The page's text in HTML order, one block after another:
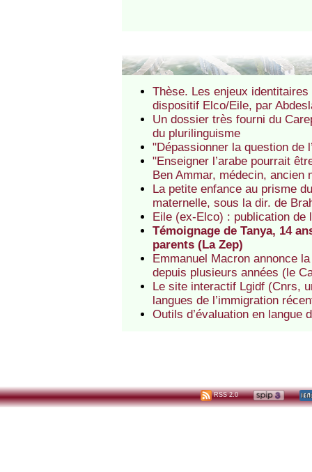
Thèse. Les enjeux
dispositif Elco/Eile, par
Un dossier très fourni du
du plurilinguisme
"Dépassionner la question de
"Enseigner l’arabe pourrait
Ben Ammar, médecin, ancien
La petite enfance au prisme
maternelle, sous la dir. de
Eile (ex-Elco) : publication de
Témoignage de Tanya, 14
parents (La Zep)
Emmanuel Macron annonce
depuis plusieurs années (le
Le site interactif Lgidf (Cnrs,
langues de l’immigration
Outils d’évaluation en langue
RSS 2.0